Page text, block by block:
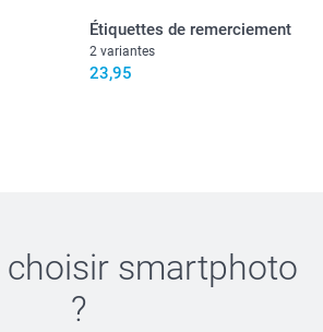
Étiquettes de remerciement
2 variantes
23,95
smartphoto
?